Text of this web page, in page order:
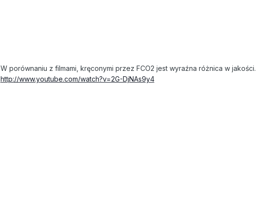
W porównaniu z filmami, kręconymi przez FCO2 jest wyraźna różnica w jakości.
http://www.youtube.com/watch?v=2G-DjNAs9y4